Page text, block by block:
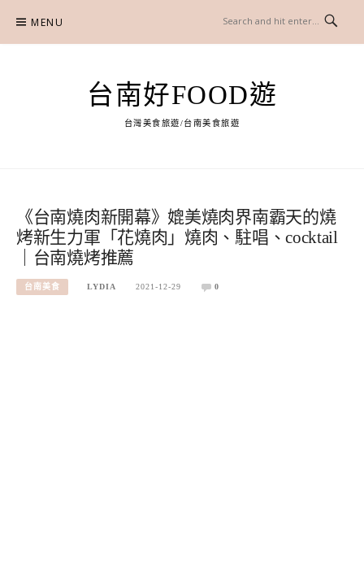
content
MENU
台南好FOOD遊
台灣美食旅遊/台南美食旅遊
《台南燒肉新開幕》媲美燒肉界南霸天的燒
烤新生力軍「花燒肉」燒肉、駐唱、cocktail
｜台南燒烤推薦
台南美食 LYDIA 2021-12-29 0